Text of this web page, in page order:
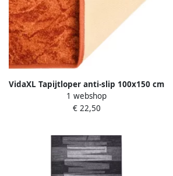
VidaXL Tapijtloper anti-slip 100x150 cm
terracottakleurig
1 webshop
€ 22,50